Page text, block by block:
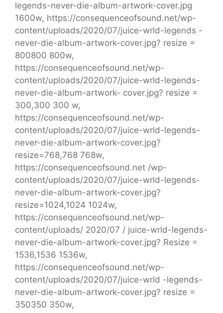
legends-never-die-album-artwork-cover.jpg
1600w, https://consequenceofsound.net/wp-
content/uploads/2020/07/juice-wrld-legends -
never-die-album-artwork-cover.jpg? resize =
800800 800w,
https://consequenceofsound.net/wp-
content/uploads/2020/07/juice-wrld-legends-
never-die-album-artwork- cover.jpg? resize =
300,300 300 w,
https://consequenceofsound.net/wp-
content/uploads/2020/07/juice-wrld-legends-
never-die-album-artwork-cover.jpg?
resize=768,768 768w,
https://consequenceofsound.net /wp-
content/uploads/2020/07/juice-wrld-legends-
never-die-album-artwork-cover.jpg?
resize=1024,1024 1024w,
https://consequenceofsound.net/wp-
content/uploads/ 2020/07 / juice-wrld-legends-
never-die-album-artwork-cover.jpg? Resize =
1536,1536 1536w,
https://consequenceofsound.net/wp-
content/uploads/2020/07/juice-wrld -legends-
never-die-album-artwork-cover.jpg? resize =
350350 350w,